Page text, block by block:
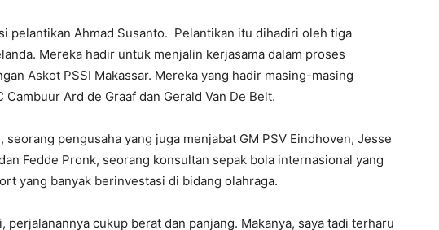
pelantikan Ahmad Susanto. Pelantikan itu dihadiri oleh tiga
Mereka hadir untuk menjalin kerjasama dalam proses
Askot PSSI Makassar. Mereka yang hadir masing-masing
Ard de Graaf dan Gerald Van De Belt.
pengusaha yang juga menjabat GM PSV Eindhoven, Jesse
Fedde Pronk, seorang konsultan sepak bola internasional yang
yang banyak berinvestasi di bidang olahraga.
perjalanannya cukup berat dan panjang. Makanya, saya tadi terharu